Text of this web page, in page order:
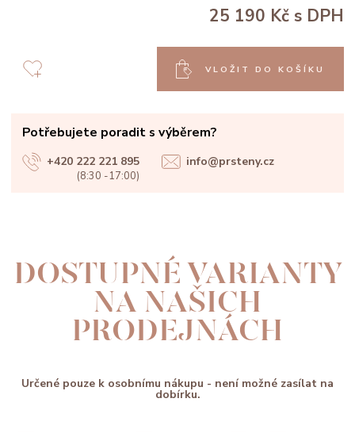
25 190 Kč s DPH
VLOŽIT DO KOŠÍKU
Potřebujete poradit s výběrem?
+420 222 221 895
(8:30 -17:00)
info@prsteny.cz
DOSTUPNÉ VARIANTY
NA NAŠICH
PRODEJNÁCH
Určené pouze k osobnímu nákupu - není možné zasílat na
dobírku.